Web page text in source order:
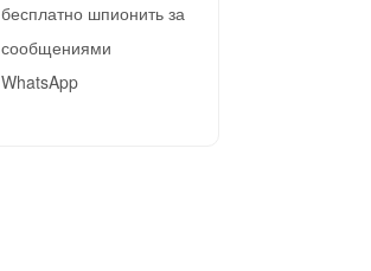
бесплатно шпионить за
сообщениями
WhatsApp